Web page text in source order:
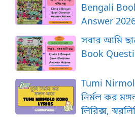
Bengali
Answer
সবার আমি
Book
Tumi
নির্মল কর
লিরিক্স,